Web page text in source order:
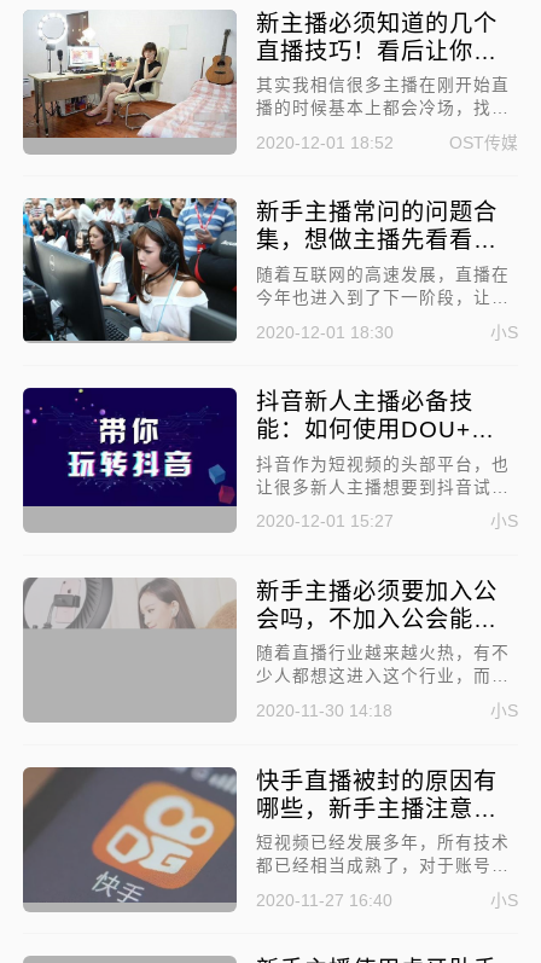
天就来给大家讲讲快手直播有哪
些禁忌不能犯，新手主播需要注
意了!
新主播必须知道的几个
直播技巧！看后让你受
益匪浅
其实我相信很多主播在刚开始直
播的时候基本上都会冷场，找不
到话题聊，一场直播下来来来回
回就那么几句话，作为在国内
作的小O来说，必须给你们分享
新主播必须知道的几个直播技
巧！
2020-12-01 18:52 OST传媒
新手主播常问的问题合
集，想做主播先看看这
个！
随着互联网的高速发展，直播在
今年也进入到了下一阶段，让全
民都参与了进来。而很多新人想
进入这个行业，但又对直播行业
就总结了新手主播常问的问题合
集，想做主播先看看这个!
2020-12-01 18:30 小S
抖音新人主播必备技
能：如何使用DOU+直
播上热门?
抖音作为短视频的头部平台，也
让很多新人主播想要到抖音试
试。但现实可能是，直播间没什
么人，也留不住观众，更别说让
讲，抖音新人主播必备技能：如
何使用DOU+直播上热门?
2020-12-01 15:27 小S
新手主播必须要加入公
会吗，不加入公会能起
来吗？
随着直播行业越来越火热，有不
少人都想这进入这个行业，而刚
到这个行业，肯定都会有公会来
联系你。但因为刚入行，所以都
加入公会吗，不加入公会能起来
吗?下面就来详细说一说!
2020-11-30 14:18 小S
快手直播被封的原因有
哪些，新手主播注意避
坑!
短视频已经发展多年，所有技术
都已经相当成熟了，对于账号的
违规检测非常智能，而新人主播
因为不了解，很容易触犯快手直
号，那下面就说一下快手直播被
2020-11-27 16:40 小S